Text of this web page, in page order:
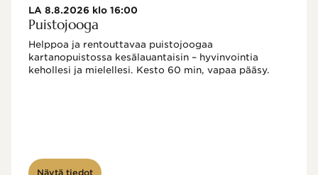
LA 8.8.2026 klo 16:00
Puistojooga
Helppoa ja rentouttavaa puistojoogaa
kartanopuistossa kesälauantaisin – hyvinvointia
kehollesi ja mielellesi. Kesto 60 min, vapaa pääsy.
Näytä tiedot